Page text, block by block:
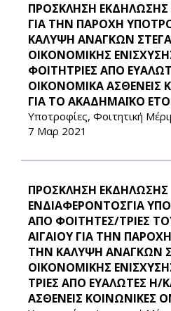
ΠΡΟΣΚΛΗΣΗ
ΓΙΑ ΤΗΝ ΠΑΡΟΧΗ
ΚΑΛΥΨΗ ΑΝΑΓΚΩΝ
ΟΙΚΟΝΟΜΙΚΗΣ
ΦΟΙΤΗΤΡΙΕΣ ΑΠΟ
ΟΙΚΟΝΟΜΙΚΑ ΑΣΘΕΝΕΙΣ
ΓΙΑ ΤΟ ΑΚΑΔΗΜΑΪΚΟ
Υποτροφίες, Φοιτητική
7 Μαρ 2021
ΠΡΟΣΚΛΗΣΗ ΕΚΔΗΛΩΣΗΣ
ΕΝΔΙΑΦΕΡΟΝΤΟΣΓΙΑ
ΑΠΟ ΦΟΙΤΗΤΕΣ/ΤΡΙΕΣ
ΑΙΓΑΙΟΥ ΓΙΑ ΤΗΝ
ΤΗΝ ΚΑΛΥΨΗ ΑΝΑΓΚΩΝ
ΟΙΚΟΝΟΜΙΚΗΣ
ΤΡΙΕΣ ΑΠΟ ΕΥΑΛΩΤΕΣ Η/
ΑΣΘΕΝΕΙΣ ΚΟΙΝΩΝΙΚΕΣ